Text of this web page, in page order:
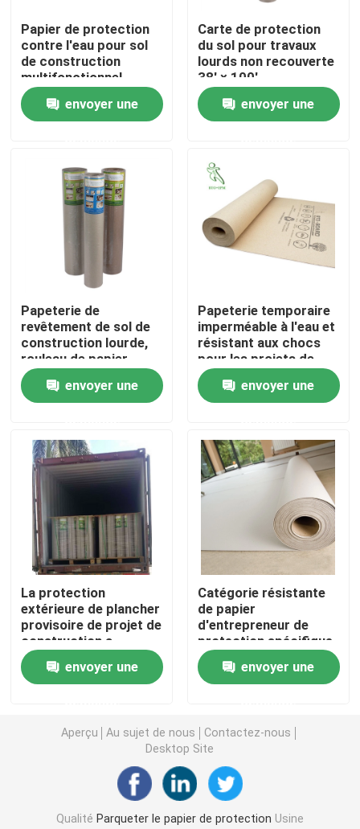
A propos de nous
Contacts
Parqueter le papier de protection
Petit pain provisoire de protection de plancher
Protection de plancher de papier d'emballage
Papier de revêtement de sol de construction
Feuilles parquetantes imperméables
Revêtement de sol protecteur provisoire
Papier noir de carton
Ruban adhésif respirable
Papier de petit pain de emballage
Papier coloré Rolls
Papier réutilisé de carton
Papier de protection
contre l'eau pour sol
de construction
multifonctionnel
envoyer une
Carte de protection
du sol pour travaux
lourds non recouverte
38' × 100'
envoyer une
Papeterie de
revêtement de sol de
construction lourde,
rouleau de papier
multifonctionnel
envoyer une
Papeterie temporaire
imperméable à l'eau et
résistant aux chocs
pour les projets de
construction
envoyer une
La protection
extérieure de plancher
provisoire de projet de
construction a
réutilisé le carton dur
envoyer une
Catégorie résistante
de papier
d'entrepreneur de
protection spécifique
de plancher de
constructionenvoyer une
Aperçu Au sujet de nous
Contactez-nous
Desktop Site
Qualité Parqueter le papier de protection Usine